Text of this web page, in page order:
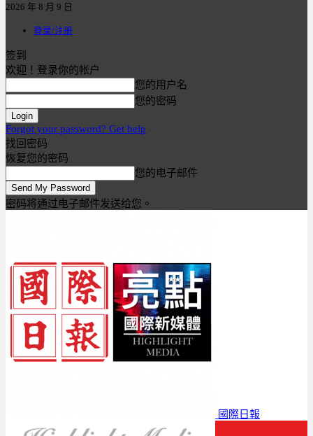
2026 年 8 月 9 日
登录/注册
签到
欢迎！登录你的帐户
您的用户名
您的密码
Forgot your password? Get help
找回密码
恢复您的密码
您的电子邮件
密码将通过电子邮件发送给您。
國際日報